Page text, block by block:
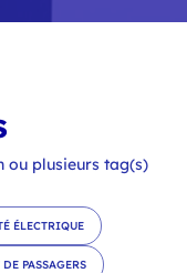
ou plusieurs tag(s)
ÉLECTRIQUE
PASSAGERS